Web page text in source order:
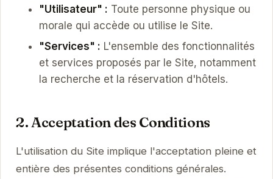
"Utilisateur" : Toute personne physique ou
morale qui accède ou utilise le Site.
"Services" : L'ensemble des fonctionnalités
et services proposés par le Site, notamment
la recherche et la réservation d'hôtels.
2. Acceptation des Conditions
L'utilisation du Site implique l'acceptation pleine et
entière des présentes conditions générales.